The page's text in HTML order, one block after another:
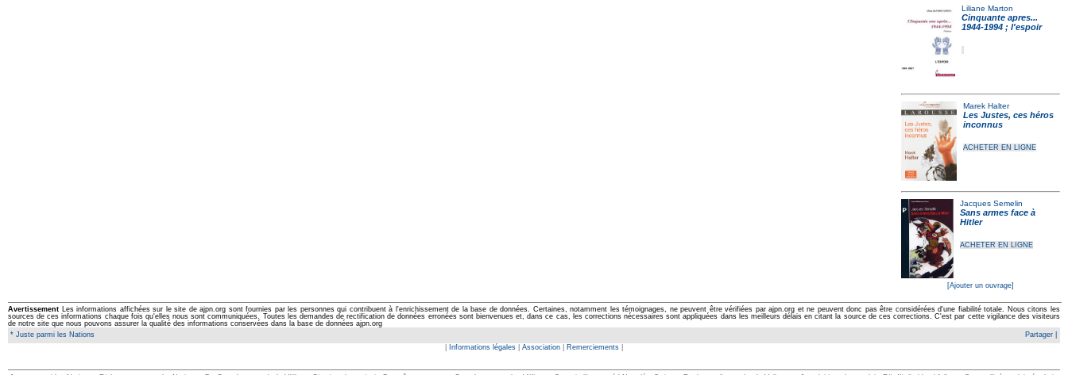
Liliane Marton
Cinquante apres...
1944-1994 ; l'espoir
Marek Halter
Les Justes, ces héros
inconnus
ACHETER EN LIGNE
Jacques Semelin
Sans armes face à
Hitler
ACHETER EN LIGNE
[Ajouter un ouvrage]
Avertissement Les informations affichées sur le site de ajpn.org sont fournies par les personnes qui contribuent à l'enrichissement de la base de données. Certaines, notamment les témoignages, ne peuvent être vérifiées par ajpn.org et ne peuvent donc pas être considérées d'une fiabilité totale. Nous citons les
sources de ces informations chaque fois qu'elles nous sont communiquées. Toutes les demandes de rectification de données erronées sont bienvenues et, dans ce cas, les corrections nécessaires sont appliquées dans les meilleurs délais en citant la source de ces corrections. C'est par cette vigilance des visiteurs
de notre site que nous pouvons assurer la qualité des informations conservées dans la base de données ajpn.org
* Juste parmi les Nations
Partager
Informations légales Association Remerciements